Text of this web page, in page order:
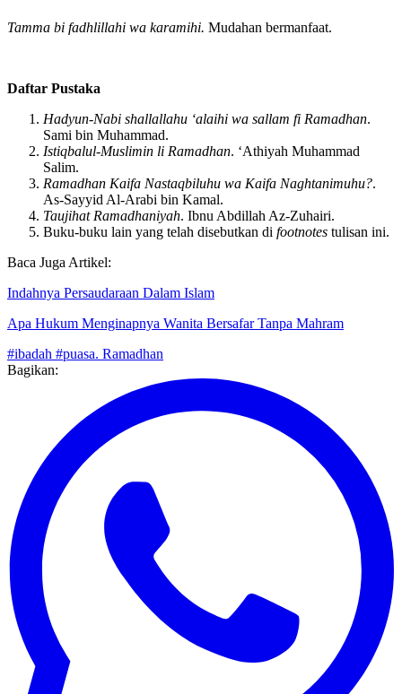
Hadyun-Nabi shallallahu ‘alaihi wa sallam fi Ramadhan
Sami bin Muhammad.
Istiqbalul-Muslimin li Ramadhan
Salim.
Ramadhan Kaifa Nastaqbiluhu wa Kaifa Naghtanimuhu?
As-Sayyid Al-Arabi bin Kamal.
Taujihat Ramadhaniyah. Ibnu Abdillah Az-Zuhairi.
#ibadah#puasa. Ramadhan